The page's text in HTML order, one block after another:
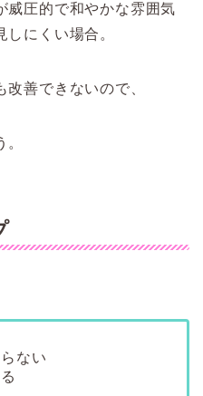
圧的で和やかな雰囲気
にくい場合。
善できないので、
ない